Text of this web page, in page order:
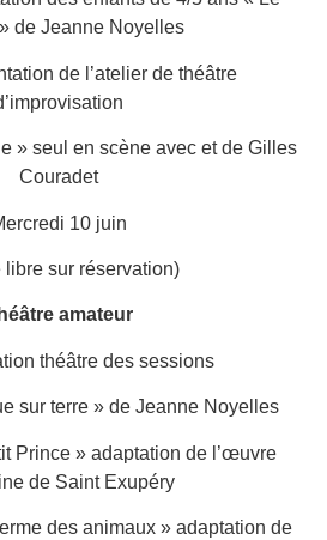
de Jeanne Noyelles
de l’atelier de théâtre
» seul en scène avec et de Gilles
Couradet
10 juin
libre sur réservation)
amateur
théâtre des sessions
sur terre » de Jeanne Noyelles
Prince » adaptation de l’œuvre
de Saint Exupéry
des animaux » adaptation de